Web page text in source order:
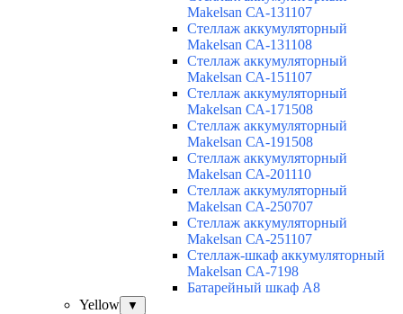
Makelsan СА-131107
Cтеллаж аккумуляторный
Makelsan СА-131108
Cтеллаж аккумуляторный
Makelsan СА-151107
Cтеллаж аккумуляторный
Makelsan СА-171508
Cтеллаж аккумуляторный
Makelsan СА-191508
Cтеллаж аккумуляторный
Makelsan СА-201110
Cтеллаж аккумуляторный
Makelsan СА-250707
Cтеллаж аккумуляторный
Makelsan СА-251107
Стеллаж-шкаф аккумуляторный
Makelsan СА-7198
Батарейный шкаф А8
Yellow
▼